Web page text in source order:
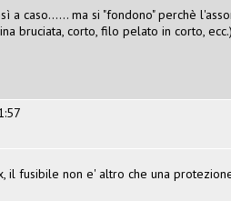
a caso...... ma si "fondono" perchè
bruciata, corto, filo pelato in corto, ecc.)
il fusibile non e' altro che una